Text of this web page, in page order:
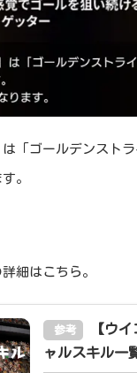
は「ゴールデンスト
。
細はこちら。
参考
【ウ
ャルスキル一